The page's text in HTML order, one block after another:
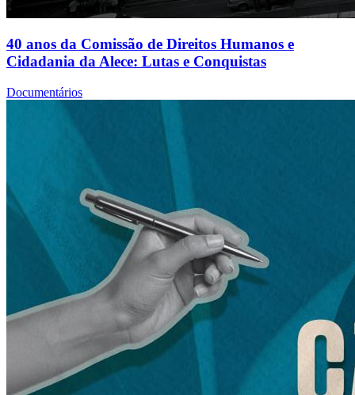
40 anos da Comissão de Direitos Humanos e
Cidadania da Alece: Lutas e Conquistas
Documentários